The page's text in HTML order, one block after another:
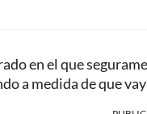
en el que
a medida de que